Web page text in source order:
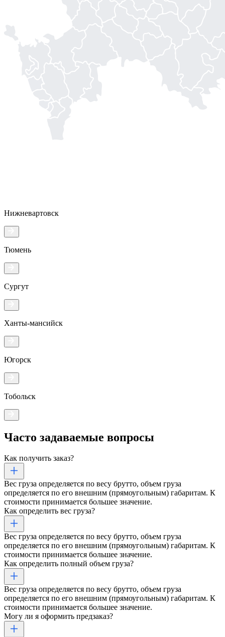
Нижневартовск
Тюмень
Сургут
Ханты-мансийск
Югорск
Тобольск
Часто задаваемые вопросы
Как получить заказ?
Вес груза определяется по весу брутто, объем груза
определяется по его внешним (прямоугольным) габаритам. К
стоимости принимается большее значение.
Как определить вес груза?
Вес груза определяется по весу брутто, объем груза
определяется по его внешним (прямоугольным) габаритам. К
стоимости принимается большее значение.
Как определить полный объем груза?
Вес груза определяется по весу брутто, объем груза
определяется по его внешним (прямоугольным) габаритам. К
стоимости принимается большее значение.
Могу ли я оформить предзаказ?